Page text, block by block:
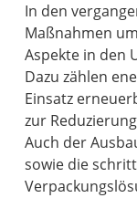
In den
Maßnahmen
Aspekte in den
Dazu zählen
Einsatz
zur
Auch der
sowie die